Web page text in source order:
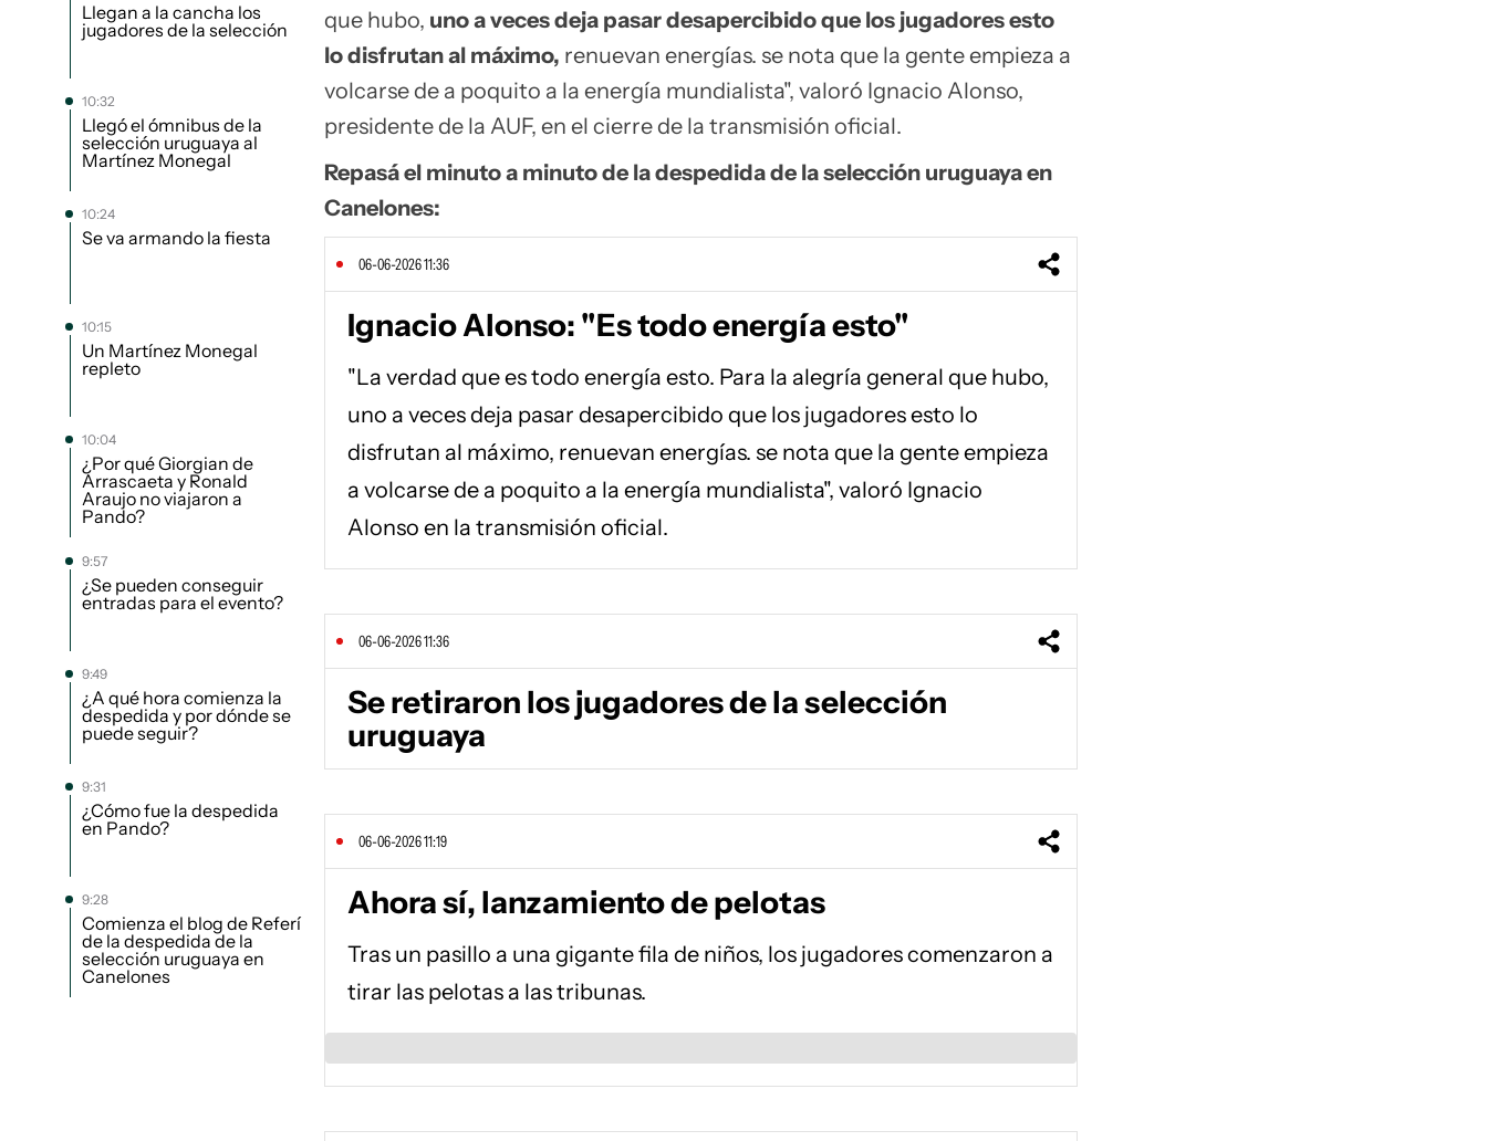
Llegan a la cancha los
jugadores de la selección
10:32
Llegó el ómnibus de la
selección uruguaya al
Martínez Monegal
10:24
Se va armando la fiesta
10:15
Un Martínez Monegal
repleto
10:04
¿Por qué Giorgian de
Arrascaeta y Ronald
Araujo no viajaron a
Pando?
9:57
¿Se pueden conseguir
entradas para el evento?
9:49
¿A qué hora comienza la
despedida y por dónde se
puede seguir?
9:31
¿Cómo fue la despedida
en Pando?
9:28
Comienza el blog de Referí
de la despedida de la
selección uruguaya en
Canelones
que hubo, uno a veces deja pasar desapercibido que los jugadores esto
lo disfrutan al máximo, renuevan energías. se nota que la gente empieza a
volcarse de a poquito a la energía mundialista", valoró Ignacio Alonso,
presidente de la AUF, en el cierre de la transmisión oficial.
Repasá el minuto a minuto de la despedida de la selección uruguaya en
Canelones:
06-06-2026 11:36
Ignacio Alonso: "Es todo energía esto"
"La verdad que es todo energía esto. Para la alegría general que hubo,
uno a veces deja pasar desapercibido que los jugadores esto lo
disfrutan al máximo, renuevan energías. se nota que la gente empieza
a volcarse de a poquito a la energía mundialista", valoró Ignacio
Alonso en la transmisión oficial.
06-06-2026 11:36
Se retiraron los jugadores de la selección
uruguaya
06-06-2026 11:19
Ahora sí, lanzamiento de pelotas
Tras un pasillo a una gigante fila de niños, los jugadores comenzaron a
tirar las pelotas a las tribunas.